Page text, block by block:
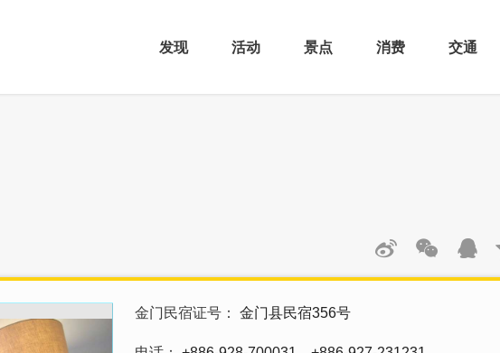
发现
活动 景点 消费 交通
金门民宿证号 金门县民宿356号